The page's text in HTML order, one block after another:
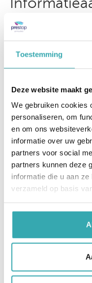
Toestemming
Deze website maakt
We gebruiken cookies
personaliseren, om
en om ons
informatie over uw
partners voor social
partners kunnen deze
informatie die u aan
verzameld op basis
Prestop
Om kennis te
van Prestop, maak
het formulier
Naam *
Bedrijfsnaam
Telefoonnummer *
Website *